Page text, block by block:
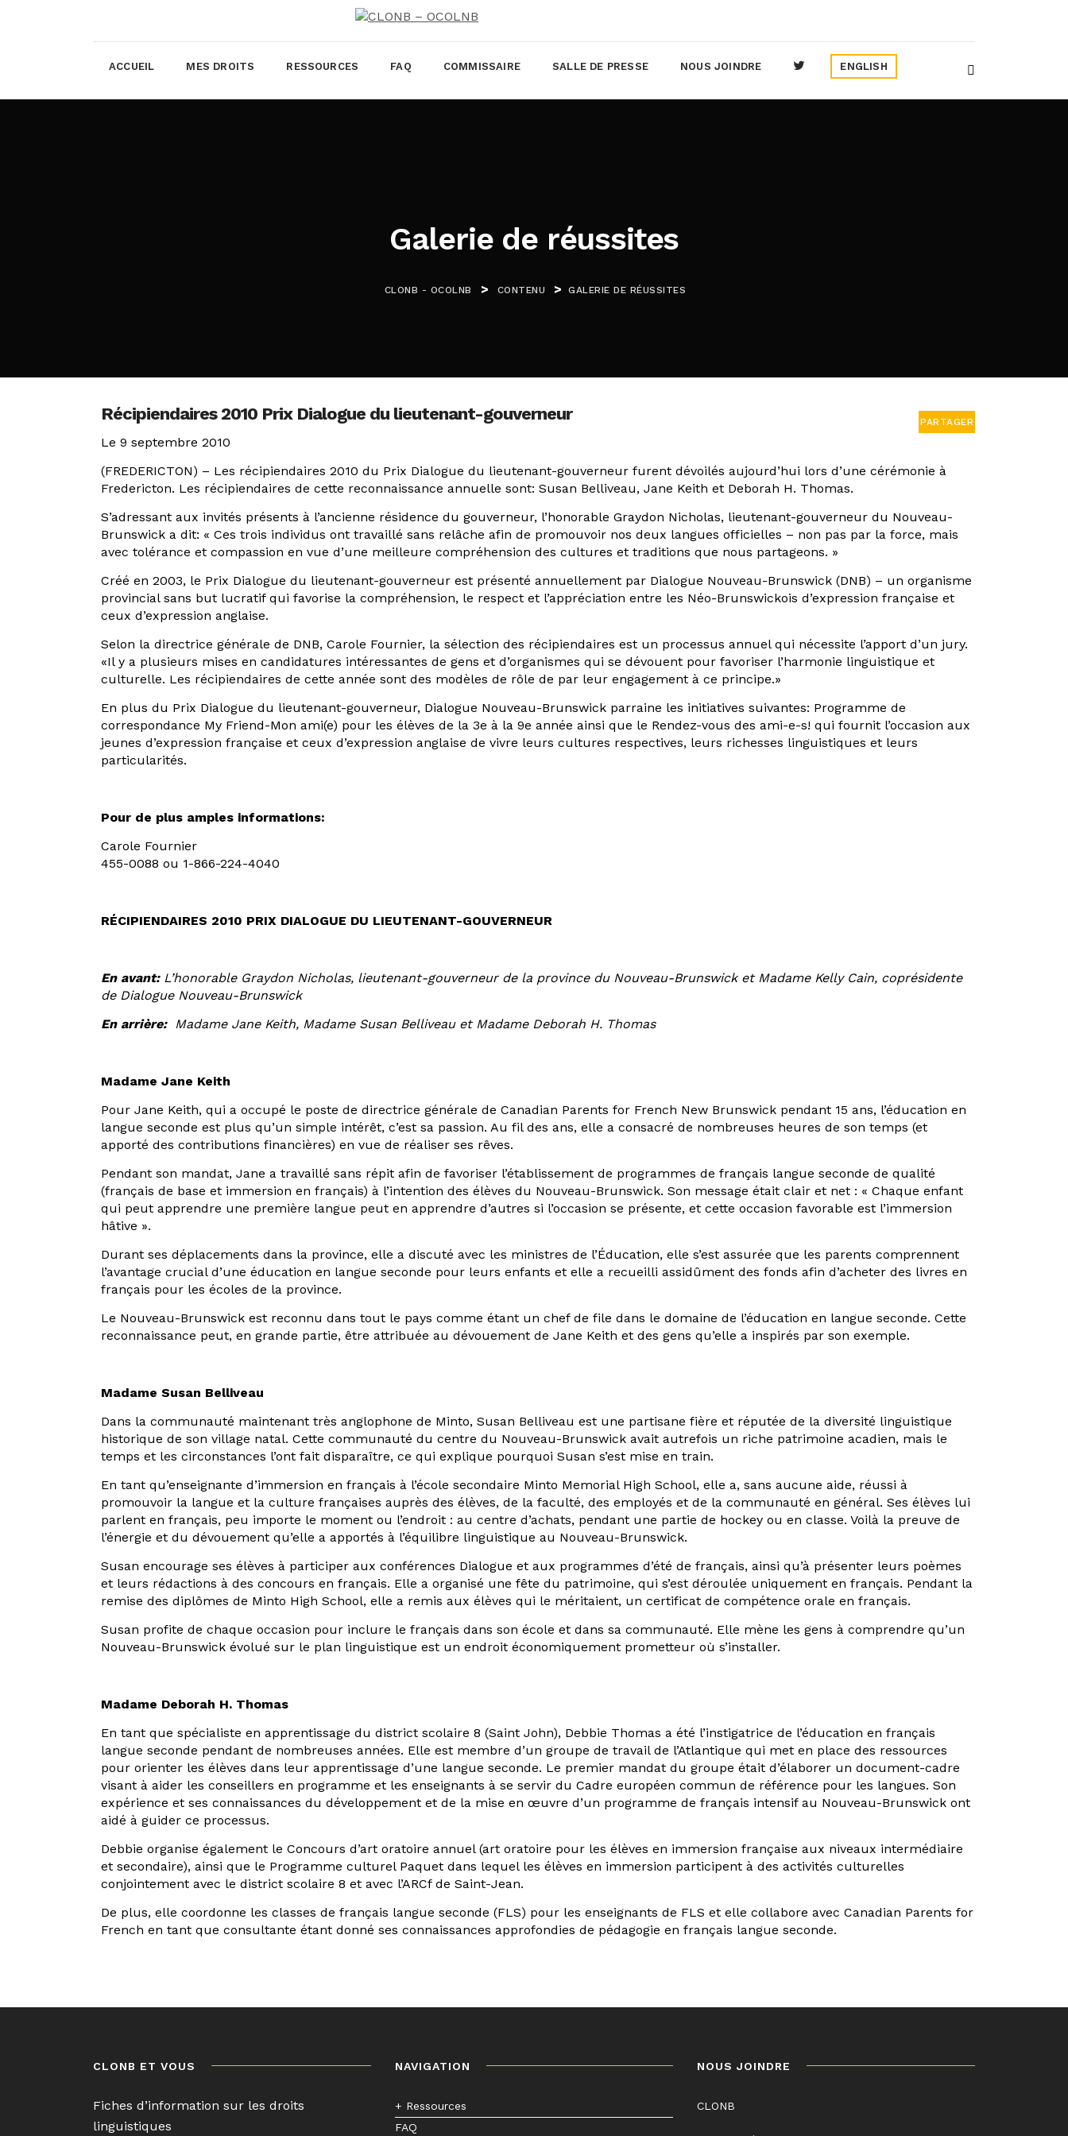
ACCUEIL MES DROITS RESSOURCES FAQ COMMISSAIRE SALLE DE PRESSE NOUS JOINDRE ENGLISH
Galerie de réussites
CLONB - OCOLNB > CONTENU > GALERIE DE RÉUSSITES
PARTAGER
Récipiendaires 2010 Prix Dialogue du lieutenant-gouverneur
Le 9 septembre 2010
(FREDERICTON) – Les récipiendaires 2010 du Prix Dialogue du lieutenant-gouverneur furent dévoilés aujourd’hui lors d’une cérémonie à
Fredericton. Les récipiendaires de cette reconnaissance annuelle sont: Susan Belliveau, Jane Keith et Deborah H. Thomas.
S’adressant aux invités présents à l’ancienne résidence du gouverneur, l’honorable Graydon Nicholas, lieutenant-gouverneur du Nouveau-
Brunswick a dit: « Ces trois individus ont travaillé sans relâche afin de promouvoir nos deux langues officielles – non pas par la force, mais
avec tolérance et compassion en vue d’une meilleure compréhension des cultures et traditions que nous partageons. »
Créé en 2003, le Prix Dialogue du lieutenant-gouverneur est présenté annuellement par Dialogue Nouveau-Brunswick (DNB) – un organisme
provincial sans but lucratif qui favorise la compréhension, le respect et l’appréciation entre les Néo-Brunswickois d’expression française et
ceux d’expression anglaise.
Selon la directrice générale de DNB, Carole Fournier, la sélection des récipiendaires est un processus annuel qui nécessite l’apport d’un jury.
«Il y a plusieurs mises en candidatures intéressantes de gens et d’organismes qui se dévouent pour favoriser l’harmonie linguistique et
culturelle. Les récipiendaires de cette année sont des modèles de rôle de par leur engagement à ce principe.»
En plus du Prix Dialogue du lieutenant-gouverneur, Dialogue Nouveau-Brunswick parraine les initiatives suivantes: Programme de
correspondance My Friend-Mon ami(e) pour les élèves de la 3e à la 9e année ainsi que le Rendez-vous des ami-e-s! qui fournit l’occasion aux
jeunes d’expression française et ceux d’expression anglaise de vivre leurs cultures respectives, leurs richesses linguistiques et leurs
particularités.
Pour de plus amples informations:
Carole Fournier
455-0088 ou 1-866-224-4040
RÉCIPIENDAIRES 2010 PRIX DIALOGUE DU LIEUTENANT-GOUVERNEUR
En avant:L’honorable Graydon Nicholas, lieutenant-gouverneur de la province du Nouveau-Brunswick et Madame Kelly Cain, coprésidente
de Dialogue Nouveau-Brunswick
En arrière:Madame Jane Keith, Madame Susan Belliveau et Madame Deborah H. Thomas
Madame Jane Keith
Pour Jane Keith, qui a occupé le poste de directrice générale de Canadian Parents for French New Brunswick pendant 15 ans, l’éducation en
langue seconde est plus qu’un simple intérêt, c’est sa passion. Au fil des ans, elle a consacré de nombreuses heures de son temps (et
apporté des contributions financières) en vue de réaliser ses rêves.
Pendant son mandat, Jane a travaillé sans répit afin de favoriser l’établissement de programmes de français langue seconde de qualité
(français de base et immersion en français) à l’intention des élèves du Nouveau-Brunswick. Son message était clair et net : « Chaque enfant
qui peut apprendre une première langue peut en apprendre d’autres si l’occasion se présente, et cette occasion favorable est l’immersion
hâtive ».
Durant ses déplacements dans la province, elle a discuté avec les ministres de l’Éducation, elle s’est assurée que les parents comprennent
l’avantage crucial d’une éducation en langue seconde pour leurs enfants et elle a recueilli assidûment des fonds afin d’acheter des livres en
français pour les écoles de la province.
Le Nouveau-Brunswick est reconnu dans tout le pays comme étant un chef de file dans le domaine de l’éducation en langue seconde. Cette
reconnaissance peut, en grande partie, être attribuée au dévouement de Jane Keith et des gens qu’elle a inspirés par son exemple.
Madame Susan Belliveau
Dans la communauté maintenant très anglophone de Minto, Susan Belliveau est une partisane fière et réputée de la diversité linguistique
historique de son village natal. Cette communauté du centre du Nouveau-Brunswick avait autrefois un riche patrimoine acadien, mais le
temps et les circonstances l’ont fait disparaître, ce qui explique pourquoi Susan s’est mise en train.
En tant qu’enseignante d’immersion en français à l’école secondaire Minto Memorial High School, elle a, sans aucune aide, réussi à
promouvoir la langue et la culture françaises auprès des élèves, de la faculté, des employés et de la communauté en général. Ses élèves lui
parlent en français, peu importe le moment ou l’endroit : au centre d’achats, pendant une partie de hockey ou en classe. Voilà la preuve de
l’énergie et du dévouement qu’elle a apportés à l’équilibre linguistique au Nouveau-Brunswick.
Susan encourage ses élèves à participer aux conférences Dialogue et aux programmes d’été de français, ainsi qu’à présenter leurs poèmes
et leurs rédactions à des concours en français. Elle a organisé une fête du patrimoine, qui s’est déroulée uniquement en français. Pendant la
remise des diplômes de Minto High School, elle a remis aux élèves qui le méritaient, un certificat de compétence orale en français.
Susan profite de chaque occasion pour inclure le français dans son école et dans sa communauté. Elle mène les gens à comprendre qu’un
Nouveau-Brunswick évolué sur le plan linguistique est un endroit économiquement prometteur où s’installer.
Madame Deborah H. Thomas
En tant que spécialiste en apprentissage du district scolaire 8 (Saint John), Debbie Thomas a été l’instigatrice de l’éducation en français
langue seconde pendant de nombreuses années. Elle est membre d’un groupe de travail de l’Atlantique qui met en place des ressources
pour orienter les élèves dans leur apprentissage d’une langue seconde. Le premier mandat du groupe était d’élaborer un document-cadre
visant à aider les conseillers en programme et les enseignants à se servir du Cadre européen commun de référence pour les langues. Son
expérience et ses connaissances du développement et de la mise en œuvre d’un programme de français intensif au Nouveau-Brunswick ont
aidé à guider ce processus.
Debbie organise également le Concours d’art oratoire annuel (art oratoire pour les élèves en immersion française aux niveaux intermédiaire
et secondaire), ainsi que le Programme culturel Paquet dans lequel les élèves en immersion participent à des activités culturelles
conjointement avec le district scolaire 8 et avec l’ARCf de Saint-Jean.
De plus, elle coordonne les classes de français langue seconde (FLS) pour les enseignants de FLS et elle collabore avec Canadian Parents for
French en tant que consultante étant donné ses connaissances approfondies de pédagogie en français langue seconde.
CLONB ET VOUS
Fiches d’information sur les droits
linguistiques
NAVIGATION
+ Ressources
FAQ
NOUS JOINDRE
CLONB